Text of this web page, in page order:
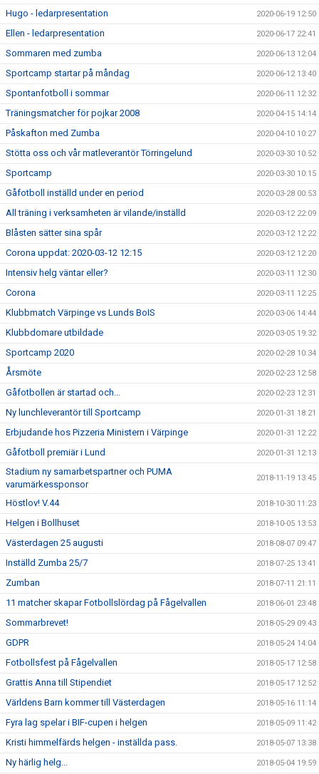
Hugo - ledarpresentation 2020-06-19 12:50
Ellen - ledarpresentation 2020-06-17 22:41
Sommaren med zumba 2020-06-13 12:04
Sportcamp startar på måndag 2020-06-12 13:40
Spontanfotboll i sommar 2020-06-11 12:32
Träningsmatcher för pojkar 2008 2020-04-15 14:14
Påskafton med Zumba 2020-04-10 10:27
Stötta oss och vår matleverantör Törringelund 2020-03-30 10:52
Sportcamp 2020-03-30 10:15
Gåfotboll inställd under en period 2020-03-28 00:53
All träning i verksamheten är vilande/inställd 2020-03-12 22:09
Blåsten sätter sina spår 2020-03-12 12:22
Corona uppdat: 2020-03-12 12:15 2020-03-12 12:20
Intensiv helg väntar eller? 2020-03-11 12:30
Corona 2020-03-11 12:25
Klubbmatch Värpinge vs Lunds BoIS 2020-03-06 14:44
Klubbdomare utbildade 2020-03-05 19:32
Sportcamp 2020 2020-02-28 10:34
Årsmöte 2020-02-23 12:58
Gåfotbollen är startad och... 2020-02-23 12:31
Ny lunchleverantör till Sportcamp 2020-01-31 18:21
Erbjudande hos Pizzeria Ministern i Värpinge 2020-01-31 12:22
Gåfotboll premiär i Lund 2020-01-31 12:13
Stadium ny samarbetspartner och PUMA
varumärkessponsor
2018-11-19 13:45
Höstlov! V.44 2018-10-30 11:23
Helgen i Bollhuset 2018-10-05 13:53
Västerdagen 25 augusti 2018-08-07 09:47
Inställd Zumba 25/7 2018-07-25 13:41
Zumban 2018-07-11 21:11
11 matcher skapar Fotbollslördag på Fågelvallen 2018-06-01 23:48
Sommarbrevet! 2018-05-29 09:43
GDPR 2018-05-24 14:04
Fotbollsfest på Fågelvallen 2018-05-17 12:58
Grattis Anna till Stipendiet 2018-05-17 12:52
Världens Barn kommer till Västerdagen 2018-05-16 11:14
Fyra lag spelar i BIF-cupen i helgen 2018-05-09 11:42
Kristi himmelfärds helgen - inställda pass. 2018-05-07 13:38
Ny härlig helg... 2018-05-04 19:59